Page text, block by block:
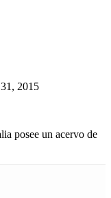
2015
posee un acervo de